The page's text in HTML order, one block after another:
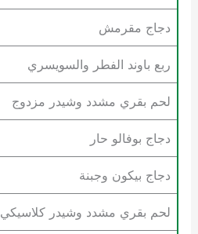
دجاج مقرمش
ربع باوند الفطر والسويسري
لحم بقري مشدد وشيدر مزدوج
دجاج بوفالو حار
دجاج بيكون وجبنة
لحم بقري مشدد وشيدر كلاسيكي